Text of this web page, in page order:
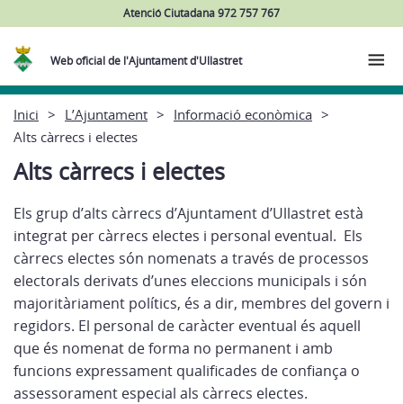
Atenció Ciutadana 972 757 767
Web oficial de l'Ajuntament d'Ullastret
Inici L’Ajuntament
Informació econòmica
Alts càrrecs i electes
Alts càrrecs i electes
Els grup d’alts càrrecs d’Ajuntament d’Ullastret està
integrat per càrrecs electes i personal eventual. Els
càrrecs electes són nomenats a través de processos
electorals derivats d’unes eleccions municipals i són
majoritàriament polítics, és a dir, membres del govern i
regidors. El personal de caràcter eventual és aquell
que és nomenat de forma no permanent i amb
funcions expressament qualificades de confiança o
assessorament especial als càrrecs electes.